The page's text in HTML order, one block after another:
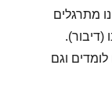
מתרגלים
(דיבור).
וגם